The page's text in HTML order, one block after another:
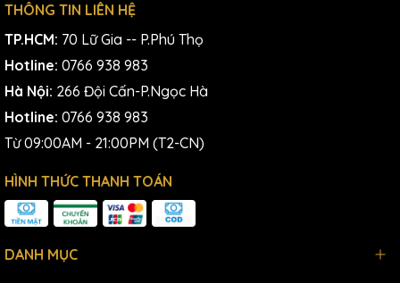
THÔNG TIN LIÊN HỆ
TP.HCM: 70 Lữ Gia -- P.Phú Thọ
Hotline: 0766 938 983
Hà Nội: 266 Đội Cấn-P.Ngọc Hà
Hotline: 0766 938 983
Từ 09:00AM - 21:00PM (T2-CN)
HÌNH THỨC THANH TOÁN
DANH MỤC